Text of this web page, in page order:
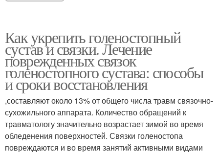
Как укрепить голеностопный
сустав и связки. Лечение
поврежденных связок
голеностопного сустава: способы
и сроки восстановления
,составляют около 13% от общего числа травм связочно-
сухожильного аппарата. Количество обращений к
травматологу значительно возрастает зимой во время
обледенения поверхностей. Связки голеностопа
повреждаются и во время занятий активными видами